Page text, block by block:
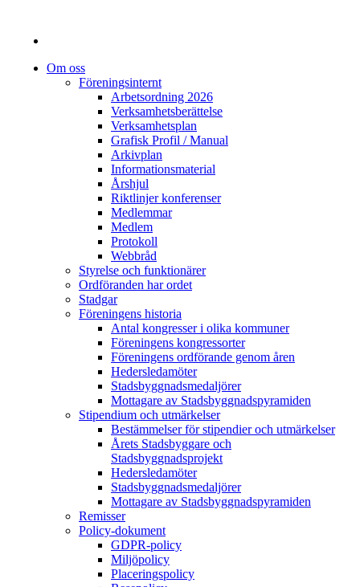
Om oss
Föreningsinternt
Arbetsordning 2026
Verksamhetsberättelse
Verksamhetsplan
Grafisk Profil / Manual
Arkivplan
Informationsmaterial
Årshjul
Riktlinjer konferenser
Medlemmar
Medlem
Protokoll
Webbråd
Styrelse och funktionärer
Ordföranden har ordet
Stadgar
Föreningens historia
Antal kongresser i olika kommuner
Föreningens kongressorter
Föreningens ordförande genom åren
Hedersledamöter
Stadsbyggnadsmedaljörer
Mottagare av Stadsbyggnadspyramiden
Stipendium och utmärkelser
Bestämmelser för stipendier och utmärkelser
Årets Stadsbyggare och
Stadsbyggnadsprojekt
Hedersledamöter
Stadsbyggnadsmedaljörer
Mottagare av Stadsbyggnadspyramiden
Remisser
Policy-dokument
GDPR-policy
Miljöpolicy
Placeringspolicy